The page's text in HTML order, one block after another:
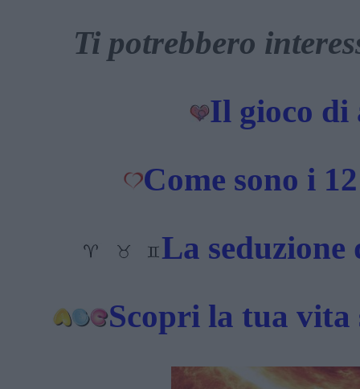
Ti potrebbero
Il gioco
Come sono i
La seduzione
Scopri la tua vita